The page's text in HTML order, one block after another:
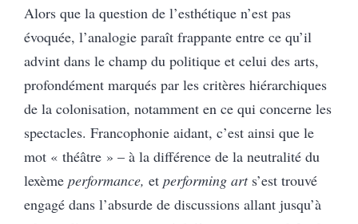
Alors que la question de l’esthétique n’est pas
évoquée, l’analogie paraît frappante entre ce qu’il
advint dans le champ du politique et celui des arts,
profondément marqués par les critères hiérarchiques
de la colonisation, notamment en ce qui concerne les
spectacles. Francophonie aidant, c’est ainsi que le
mot « théâtre » – à la différence de la neutralité du
lexème performance, et performing art s’est trouvé
engagé dans l’absurde de discussions allant jusqu’à